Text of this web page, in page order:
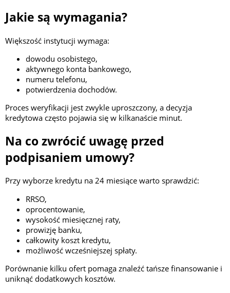
Jakie są wymagania?
Większość instytucji wymaga:
dowodu osobistego,
aktywnego konta bankowego,
numeru telefonu,
potwierdzenia dochodów.
Proces weryfikacji jest zwykle uproszczony, a decyzja
kredytowa często pojawia się w kilkanaście minut.
Na co zwrócić uwagę przed
podpisaniem umowy?
Przy wyborze kredytu na 24 miesiące warto sprawdzić:
RRSO,
oprocentowanie,
wysokość miesięcznej raty,
prowizję banku,
całkowity koszt kredytu,
możliwość wcześniejszej spłaty.
Porównanie kilku ofert pomaga znaleźć tańsze finansowanie i
uniknąć dodatkowych kosztów.